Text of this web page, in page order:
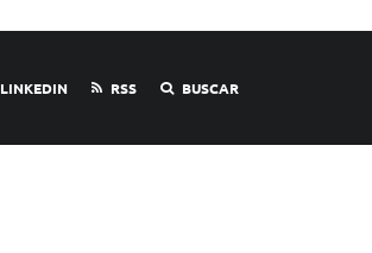
LINKEDIN RSS BUSCAR